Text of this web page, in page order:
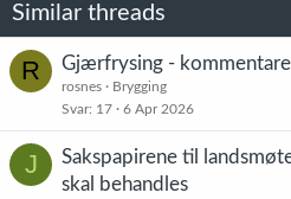
Similar threads
R Gjærfrysing -
rosnes
Brygging
Svar 17 6 Apr 2026
J
Sakspapirene til
skal behandles